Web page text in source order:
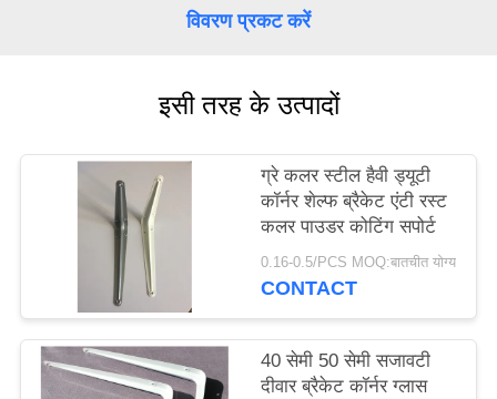
POLICY
विवरण प्रकट करें
इसी तरह के उत्पादों
ग्रे कलर स्टील हैवी ड्यूटी
कॉर्नर शेल्फ ब्रैकेट एंटी रस्ट
कलर पाउडर कोटिंग सपोर्ट
0.16-0.5/PCS MOQ:बातचीत योग्य
CONTACT
40 सेमी 50 सेमी सजावटी
दीवार ब्रैकेट कॉर्नर ग्लास